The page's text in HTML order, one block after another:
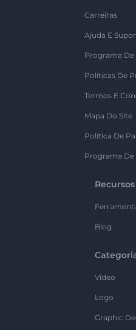
Carreiras
Ajuda E
Programa De
Políticas De
Termos E
Mapa Do Site
Política De
Programa De
Recursos
Blog
Vídeo
Logo
Graphic